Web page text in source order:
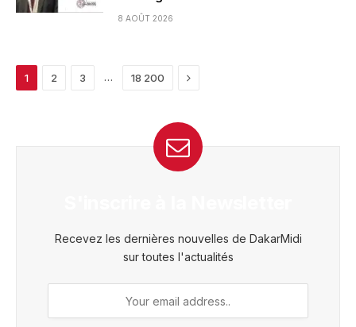
8 AOÛT 2026
1 2 3 … 18 200 Next
Recevez les dernières nouvelles de DakarMidi
sur toutes l'actualités